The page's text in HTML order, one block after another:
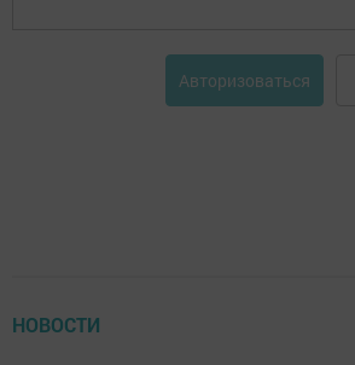
Авторизоваться
НОВОСТИ